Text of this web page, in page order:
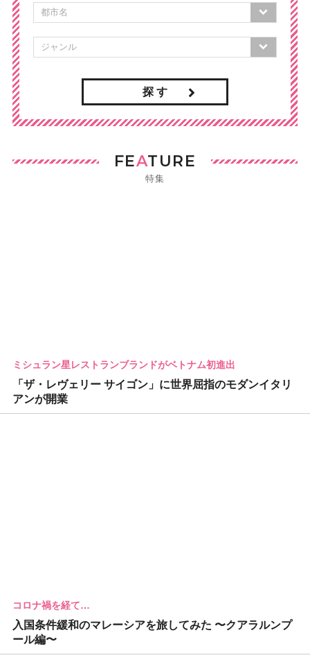
探 す
FEATURE
特集
ミシュラン星レストランブランドがベトナム初進出
「ザ・レヴェリー サイゴン」に世界屈指のモダンイタリ
アンが開業
コロナ禍を経て…
入国条件緩和のマレーシアを旅してみた 〜クアラルンプ
ール編〜